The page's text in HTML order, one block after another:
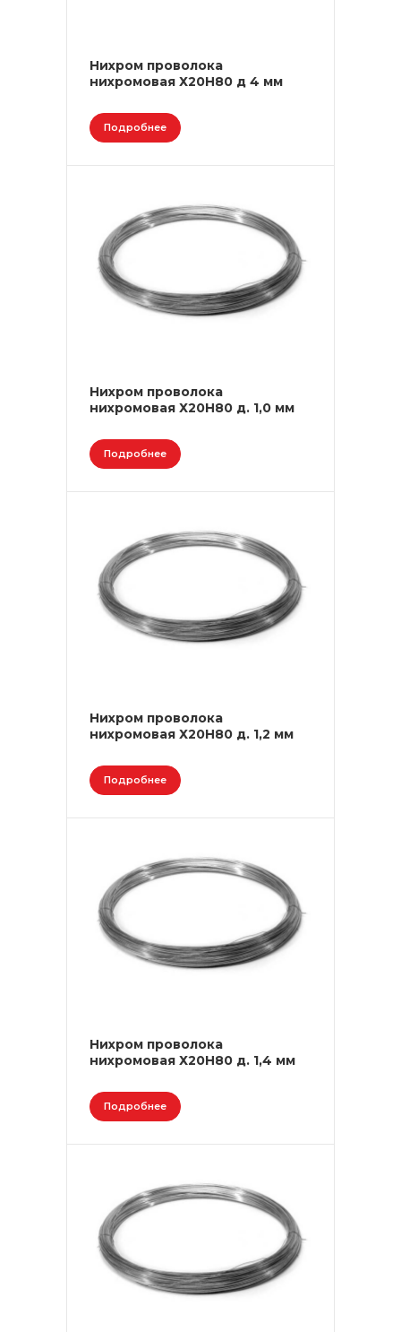
Нихром проволока
нихромовая Х20Н80 д 4 мм
Подробнее
Нихром проволока
нихромовая Х20Н80 д. 1,0 мм
Подробнее
Нихром проволока
нихромовая Х20Н80 д. 1,2 мм
Подробнее
Нихром проволока
нихромовая Х20Н80 д. 1,4 мм
Подробнее